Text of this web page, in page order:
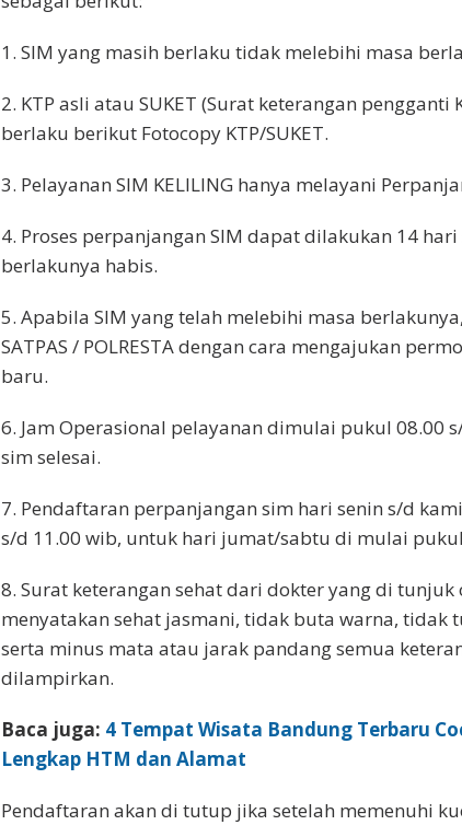
1. SIM yang masih berlaku tidak melebihi masa
2. KTP asli atau SUKET (Surat keterangan pengganti
berlaku berikut Fotocopy KTP/SUKET.
3. Pelayanan SIM KELILING hanya melayani
4. Proses perpanjangan SIM dapat dilakukan 14
berlakunya habis.
5. Apabila SIM yang telah melebihi masa
SATPAS / POLRESTA dengan cara mengajukan
baru.
6. Jam Operasional pelayanan dimulai pukul 08.00
sim selesai.
7. Pendaftaran perpanjangan sim hari senin s/d
s/d 11.00 wib, untuk hari jumat/sabtu di mulai
8. Surat keterangan sehat dari dokter yang di tunjuk
menyatakan sehat jasmani, tidak buta warna, tidak
serta minus mata atau jarak pandang semua
dilampirkan.
Baca juga: 4 Tempat Wisata Bandung Terbaru
Lengkap HTM dan Alamat
Pendaftaran akan di tutup jika setelah memenuhi